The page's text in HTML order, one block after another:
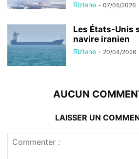
Rizlene - 07/05/2026
Les États-Unis
navire iranien
Rizlene - 20/04/2026
AUCUN
LAISSER UN